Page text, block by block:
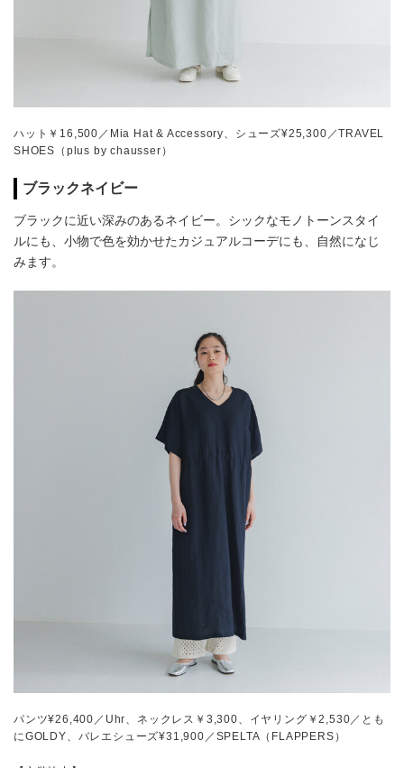
ハット￥16,500／Mia Hat & Accessory、シューズ¥25,300／TRAVEL
SHOES（plus by chausser）
ブラックネイビー
ブラックに近い深みのあるネイビー。シックなモノトーンスタイ
ルにも、小物で色を効かせたカジュアルコーデにも、自然になじ
みます。
パンツ¥26,400／Uhr、ネックレス￥3,300、イヤリング￥2,530／とも
にGOLDY、バレエシューズ¥31,900／SPELTA（FLAPPERS）